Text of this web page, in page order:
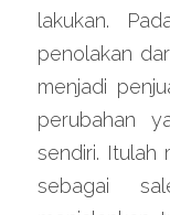
lakukan.
penolakan
menjadi
perubahan
sendiri. Itulah
sebagai